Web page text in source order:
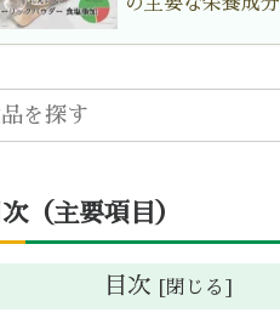
の主要な栄養成分
次（主要項目）
目次